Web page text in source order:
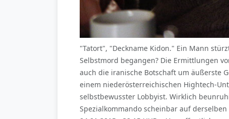
"Tatort", "Deckname Kidon." Ein Mann
Selbstmord begangen? Die Ermittlungen
auch die iranische Botschaft um äußerste
einem niederösterreichischen Hightech-
selbstbewusster Lobbyist. Wirklich
Spezialkommando scheinbar auf derselben